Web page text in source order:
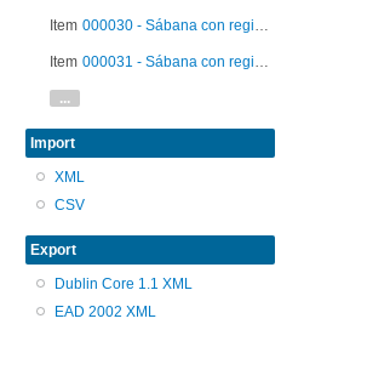
Item 000030 - Sábana con registros individuales de secuestros, detenciones y encarcelamientos. Julio 1985.
Item 000031 - Sábana con registros individuales de detenciones. Junio 1985.
...
Import
XML
CSV
Export
Dublin Core 1.1 XML
EAD 2002 XML